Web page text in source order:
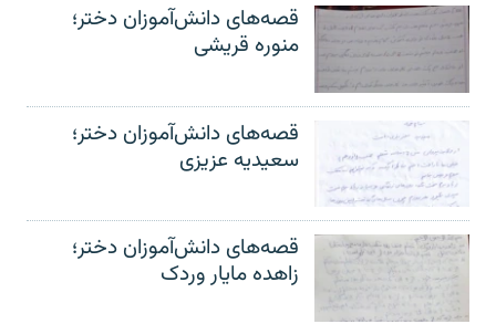
قصه‌های دانش‌آموزان دختر؛
منوره قریشی
قصه‌های دانش‌آموزان دختر؛
سعیدیه عزیزی
قصه‌های دانش‌آموزان دختر؛
زاهده مایار وردک